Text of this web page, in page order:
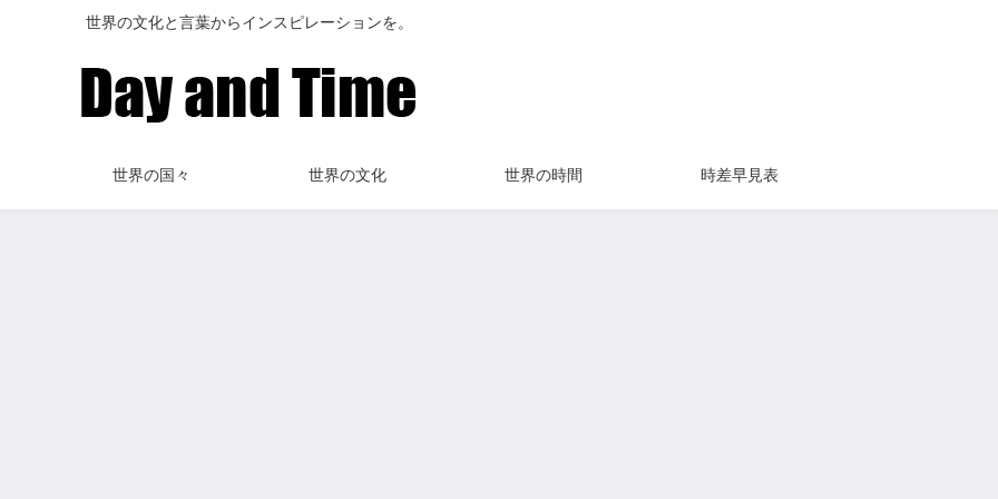
世界の文化と言葉からインスピレーションを。
世界の国々 世界の文化 世界の時間 時差早見表